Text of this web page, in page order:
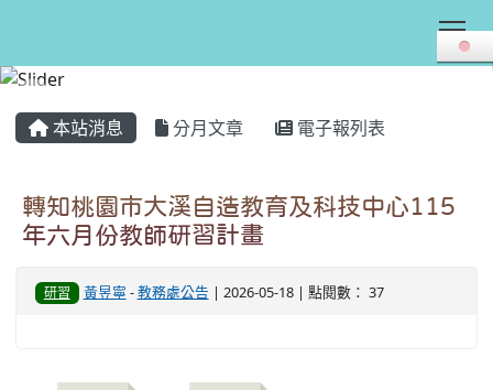
本站消息 分月文章 電子報列表
轉知桃園市大溪自造教育及科技中心115
年六月份教師研習計畫
研習 黃昱寧 -教務處公告 | 2026-05-18 | 點閱數： 37